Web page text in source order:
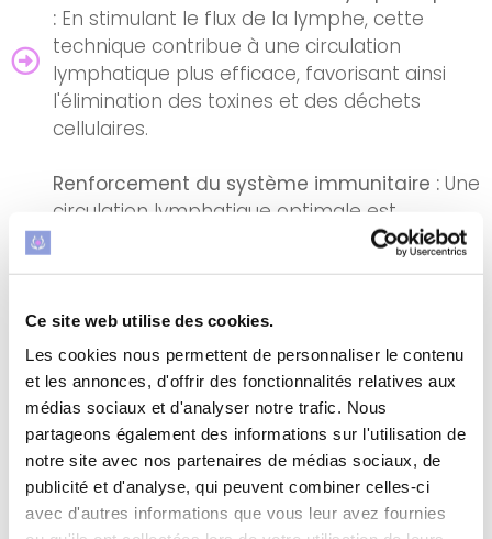
Ce site web utilise des cookies.
Les cookies nous permettent de personnaliser le contenu
et les annonces, d'offrir des fonctionnalités relatives aux
médias sociaux et d'analyser notre trafic. Nous
partageons également des informations sur l'utilisation de
notre site avec nos partenaires de médias sociaux, de
publicité et d'analyse, qui peuvent combiner celles-ci
avec d'autres informations que vous leur avez fournies
:En stimulant le flux de la lymphe, cette
technique contribue à une circulation
lymphatique plus efficace, favorisant ainsi
l'élimination des toxines et des déchets
cellulaires.
Renforcement du système immunitaire :Une
circulation lymphatique optimale est
essentielle au bon fonctionnement du
défenses naturelles du corps.
Soulagement des troubles circulatoires
:Pour les personnes souffrant de problèmes
circulatoires, comme les jambes lourdes, le
drainage lymphatique peut améliorer la
circulation sanguine et lymphatique,
soulageant ainsi les symptômes.